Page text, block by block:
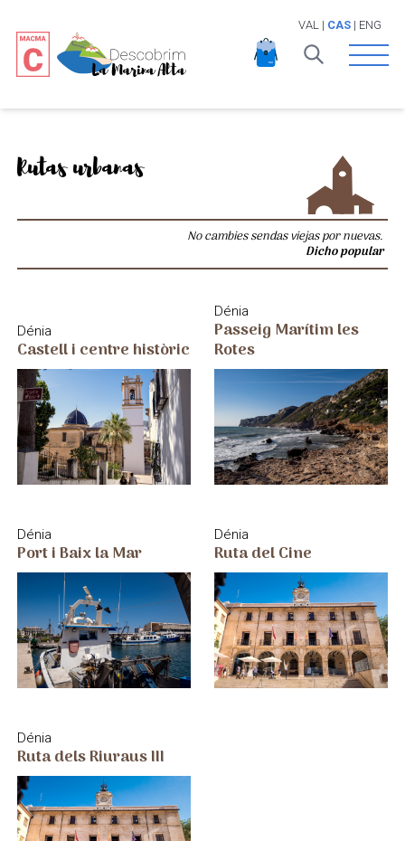
VAL | CAS| ENG
Open
Rutas urbanas
No cambies sendas viejas por nuevas.
Dicho popular
Dénia
Castell i centre històric
Dénia
Passeig Marítim les
Rotes
Dénia
Port i Baix la Mar
Dénia
Ruta del Cine
Dénia
Ruta dels Riuraus III